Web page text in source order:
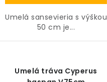
Umelá sansevieria s výškou
50 cm je...
Umelá tráva Cyperus